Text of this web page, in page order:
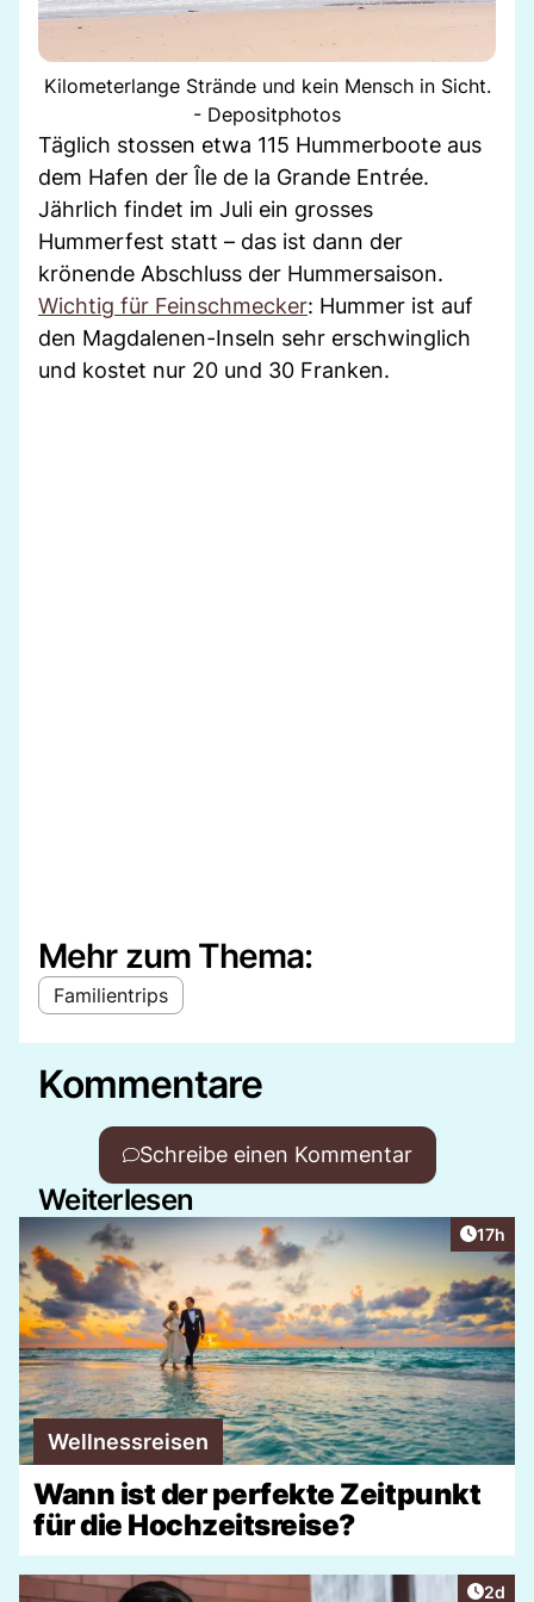
Kilometerlange Strände und kein Mensch in Sicht.
- Depositphotos
Täglich stossen etwa 115 Hummerboote aus
dem Hafen der Île de la Grande Entrée.
Jährlich findet im Juli ein grosses
Hummerfest statt – das ist dann der
krönende Abschluss der Hummersaison.
Wichtig für Feinschmecker: Hummer ist auf
den Magdalenen-Inseln sehr erschwinglich
und kostet nur 20 und 30 Franken.
Mehr zum Thema:
Familientrips
Kommentare
Schreibe einen Kommentar
Weiterlesen
Artikel
17h
Wellnessreisen
Wann ist der perfekte Zeitpunkt
für die Hochzeitsreise?
2d